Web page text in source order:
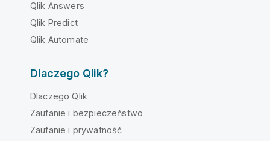
Qlik Answers
Qlik Predict
Qlik Automate
Dlaczego Qlik?
Dlaczego Qlik
Zaufanie i bezpieczeństwo
Zaufanie i prywatność